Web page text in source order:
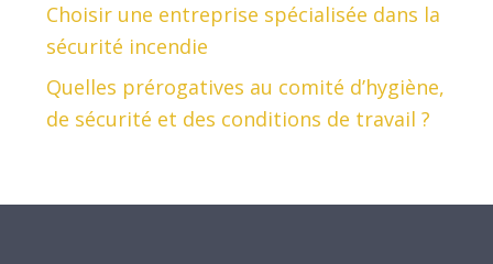
Choisir une entreprise spécialisée dans la
sécurité incendie
Quelles prérogatives au comité d’hygiène,
de sécurité et des conditions de travail ?